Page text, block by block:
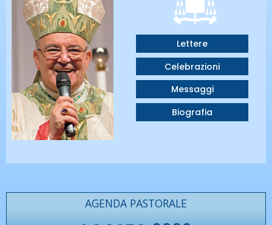
Lettere
Celebrazioni
Messaggi
Biografia
AGENDA PASTORALE